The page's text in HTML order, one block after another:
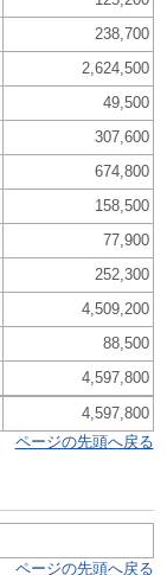
238,700
2,624,500
49,500
307,600
674,800
158,500
77,900
252,300
4,509,200
88,500
4,597,800
4,597,800
ページの先頭へ戻る
ページの先頭へ戻る